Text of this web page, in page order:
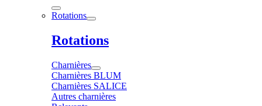
Rotations
Rotations
Charnières
Charnières BLUM
Charnières SALICE
Autres charnières